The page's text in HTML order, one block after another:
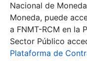
Nacional de
Moneda, puede
a FNMT-RCM en la
Sector Público
Plataforma de